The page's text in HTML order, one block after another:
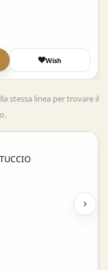
Wish
stessa linea per trovare il